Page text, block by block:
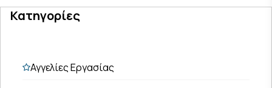
Κατηγορίες
Αγγελίες Εργασίας